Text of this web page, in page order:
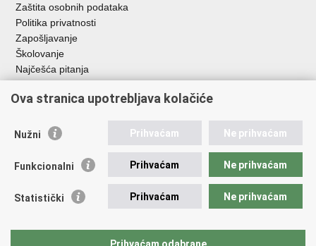
Zaštita osobnih podataka
Politika privatnosti
Zapošljavanje
Školovanje
Najčešća pitanja
Važne poveznice
EMN Nacionalna kontaktna točka za Republiku Hrvatsku
Policijska akademija
Zaklada policijske solidarnosti
Udruge
Ova stranica upotrebljava kolačiće
Nužni Prihvaćam Ne prihvaćam
Funkcionalni Prihvaćam Ne prihvaćam
Statistički Prihvaćam Ne prihvaćam